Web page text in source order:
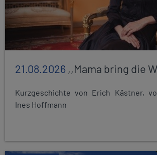
21.08.2026 ,,Mama bring die
Kurzgeschichte von Erich Kästner,
Ines Hoffmann